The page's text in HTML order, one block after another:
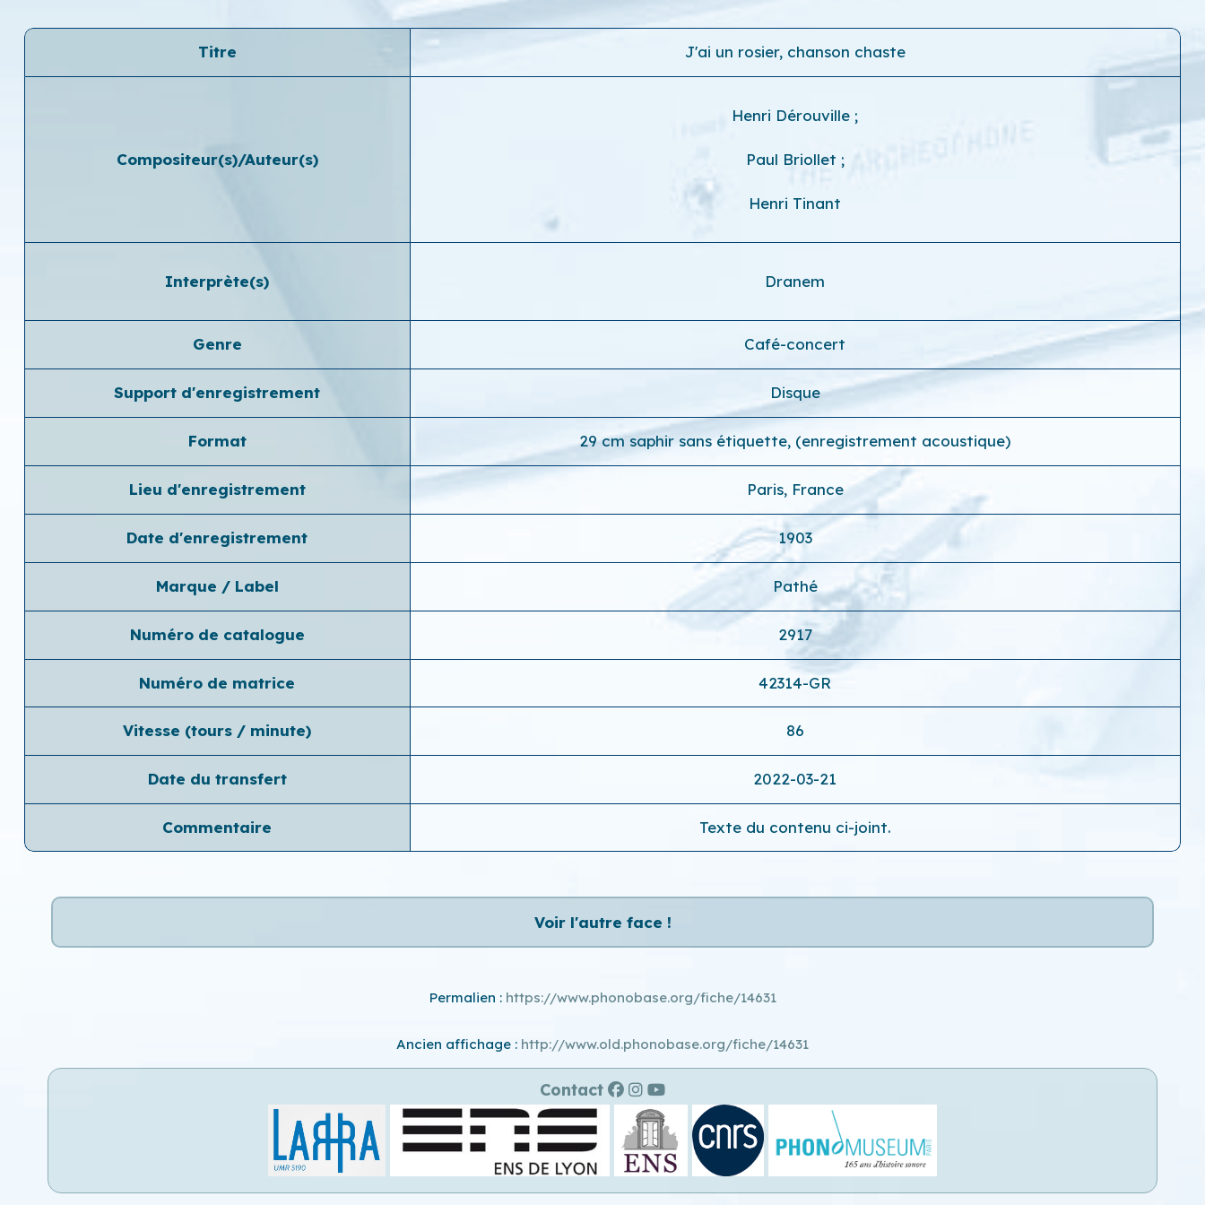
Titre J'ai un rosier, chanson chaste
Compositeur(s)/Auteur(s)
Henri Dérouville ;
Paul Briollet ;
Henri Tinant
Interprète(s) Dranem
Genre Café-concert
Support d'enregistrement Disque
Format 29 cm saphir sans étiquette, (enregistrement acoustique)
Lieu d'enregistrement Paris, France
Date d'enregistrement 1903
Marque / Label Pathé
Numéro de catalogue 2917
Numéro de matrice 42314-GR
Vitesse (tours / minute) 86
Date du transfert 2022-03-21
Commentaire Texte du contenu ci-joint.
Voir l'autre face !
Permalien : https://www.phonobase.org/fiche/14631
Ancien affichage : http://www.old.phonobase.org/fiche/14631
Contact